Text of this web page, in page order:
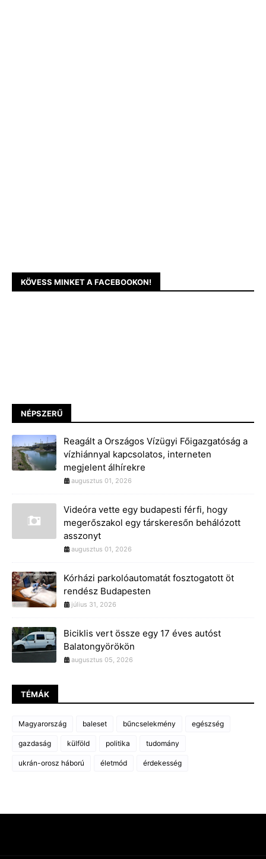
KÖVESS MINKET A FACEBOOKON!
NÉPSZERŰ
Reagált a Országos Vízügyi Főigazgatóság a
vízhiánnyal kapcsolatos, interneten
megjelent álhírekre
augusztus 01, 2026
Videóra vette egy budapesti férfi, hogy
megerőszakol egy társkeresőn behálózott
asszonyt
augusztus 01, 2026
Kórházi parkolóautomatát fosztogatott öt
rendész Budapesten
július 31, 2026
Biciklis vert össze egy 17 éves autóst
Balatongyörökön
augusztus 05, 2026
TÉMÁK
Magyarország baleset bűncselekmény egészség
gazdaság külföld politika tudomány
ukrán-orosz háború életmód érdekesség